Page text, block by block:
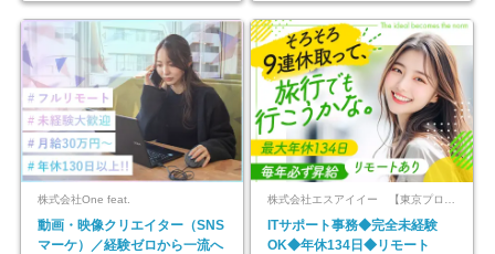
株式会社One feat.
動画・映像クリエイター（SNS
マーケ）／経験ゼロから一流へ
ITサポート事務◆完全未経験
OK◆年休134日◆リモート